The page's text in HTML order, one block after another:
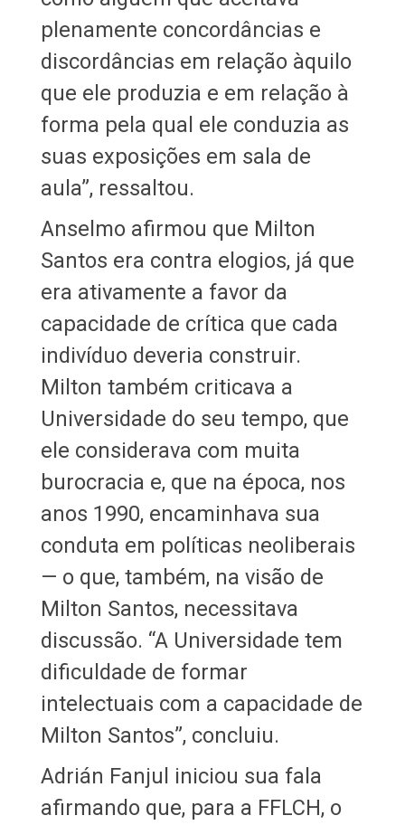
plenamente concordâncias e
discordâncias em relação àquilo
que ele produzia e em relação à
forma pela qual ele conduzia as
suas exposições em sala de
aula”, ressaltou.
Anselmo afirmou que Milton
Santos era contra elogios, já que
era ativamente a favor da
capacidade de crítica que cada
indivíduo deveria construir.
Milton também criticava a
Universidade do seu tempo, que
ele considerava com muita
burocracia e, que na época, nos
anos 1990, encaminhava sua
conduta em políticas neoliberais
— o que, também, na visão de
Milton Santos, necessitava
discussão. “A Universidade tem
dificuldade de formar
intelectuais com a capacidade de
Milton Santos”, concluiu.
Adrián Fanjul iniciou sua fala
afirmando que, para a FFLCH, o